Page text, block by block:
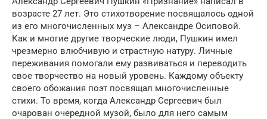
возрасте 27 лет. Это стихотворение посвящалось одной
из его многочисленных муз – Александре Осиповой.
Как и многие другие творческие люди, Пушкин имел
чрезмерно влюбчивую и страстную натуру. Личные
переживания помогали ему развиваться и переводить
свое творчество на новый уровень. Каждому объекту
своего обожания поэт посвящал многочисленные
стихи. То время, когда Александр Сергеевич был
очарован очередной музой, было для него самым